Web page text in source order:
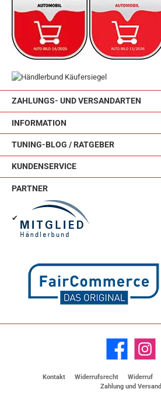
ZAHLUNGS- UND VERSANDARTEN
INFORMATION
TUNING-BLOG / RATGEBER
KUNDENSERVICE
PARTNER
✔
Facebook Instagram
Kontakt Widerrufsrecht Widerruf
Zahlung und Versand